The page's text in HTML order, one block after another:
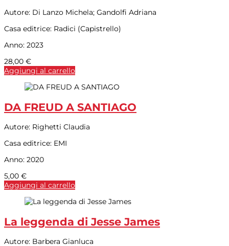
Autore: Di Lanzo Michela; Gandolfi Adriana
Casa editrice: Radici (Capistrello)
Anno: 2023
28,00 €
Aggiungi al carrello
DA FREUD A SANTIAGO
Autore: Righetti Claudia
Casa editrice: EMI
Anno: 2020
5,00 €
Aggiungi al carrello
La leggenda di Jesse James
Autore: Barbera Gianluca